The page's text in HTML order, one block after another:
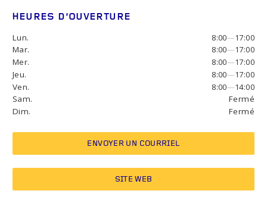
HEURES D’OUVERTURE
Lun. 8:00—17:00
Mar.
8:00—17:00
Mer.
8:00—17:00
Jeu.
8:00—17:00
Ven.
8:00—14:00
Sam.
Fermé
Dim.
Fermé
ENVOYER UN COURRIEL
SITE WEB